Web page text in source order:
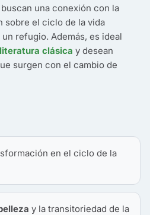
una conexión con la
sobre el ciclo de la vida
refugio. Además, es ideal
literatura clásica y desean
surgen con el cambio de
en el ciclo de la
y la transitoriedad de la